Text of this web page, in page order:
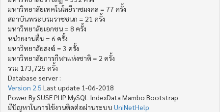
มหาวิทยาลัยเทคโนโลยีราชมงคล = 77 ครั้ง
สถาบันพระบรมราชชนก = 21 ครั้ง
มหาวิทยาลัยเอกชน = 8 ครั้ง
หน่วยงานอื่น = 6 ครั้ง
มหาวิทยาลัยสงฆ์ = 3 ครั้ง
มหาวิทยาลัยการกีฬาแห่งชาติ = 2 ครั้ง
รวม 173,725 ครั้ง
Database server :
Version 2.5 Last update 1-06-2018
Power By SUSE PHP MySQL IndexData Mambo Bootstrap
มีปัญหาในการใช้งานติดต่อผ่านระบบ UniNetHelp